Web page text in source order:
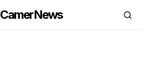
CamerNews